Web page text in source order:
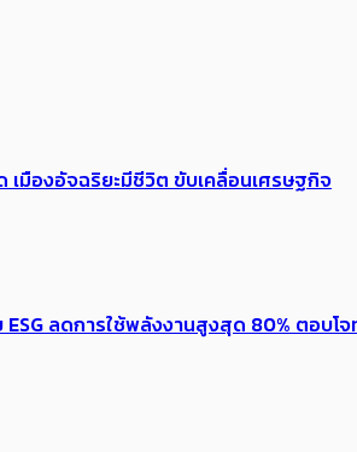
เมืองอัจฉริยะมีชีวิต ขับเคลื่อนเศรษฐกิจ
ลดการใช้พลังงานสูงสุด 80% ตอบโ